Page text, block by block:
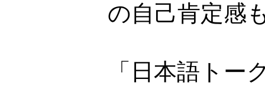
の自己肯定感
「日本語ト